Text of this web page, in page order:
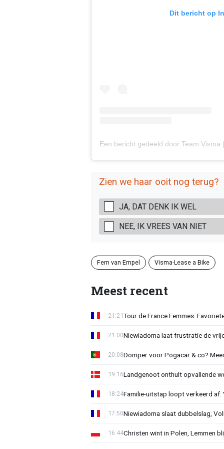
Dit bericht op
Zien we haar ooit nog terug?
JA, DAT DENK IK WEL
NEE, IK VREES VAN NIET
Fem van Empel Visma-Lease a Bike
Meest recent
Tour de France Femmes:
21:21
Niewiadoma laat frustratie de
21:00
Domper voor Pogacar & co?
20:08
Landgenoot onthult opvallende
19:16
Familie-uitstap loopt verkeerd af:
18:24
Niewiadoma slaat dubbelslag,
17:50
Christen wint in Polen, Lemmen
16:44